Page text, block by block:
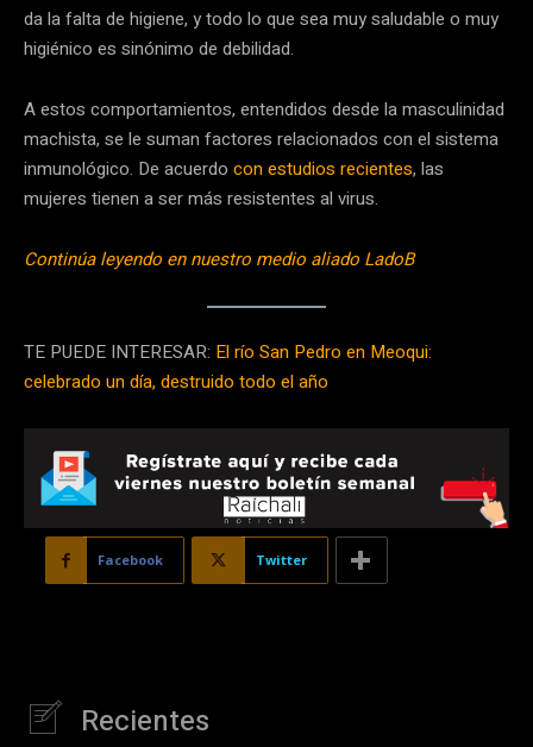
da la falta de higiene, y todo lo que sea muy saludable o muy
higiénico es sinónimo de debilidad.
A estos comportamientos, entendidos desde la masculinidad
machista, se le suman factores relacionados con el sistema
inmunológico. De acuerdo con estudios recientes, las
mujeres tienen a ser más resistentes al virus.
Continúa leyendo en nuestro medio aliado LadoB
TE PUEDE INTERESAR: El río San Pedro en Meoqui:
celebrado un día, destruido todo el año
Facebook Twitter
Recientes